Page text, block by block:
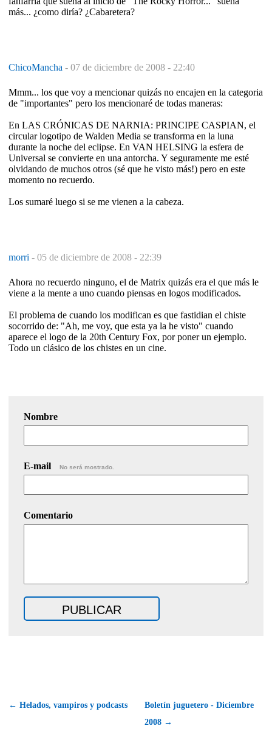
más... ¿como diría? ¿Cabaretera?
ChicoMancha - 07 de diciembre de 2008 - 22:40
Mmm... los que voy a mencionar quizás no encajen en la categoria
de "importantes" pero los mencionaré de todas maneras:
En LAS CRÓNICAS DE NARNIA: PRINCIPE CASPIAN, el
circular logotipo de Walden Media se transforma en la luna
durante la noche del eclipse. En VAN HELSING la esfera de
Universal se convierte en una antorcha. Y seguramente me esté
olvidando de muchos otros (sé que he visto más!) pero en este
momento no recuerdo.
Los sumaré luego si se me vienen a la cabeza.
morri - 05 de diciembre de 2008 - 22:39
Ahora no recuerdo ninguno, el de Matrix quizás era el que más le
viene a la mente a uno cuando piensas en logos modificados.
El problema de cuando los modifican es que fastidian el chiste
socorrido de: "Ah, me voy, que esta ya la he visto" cuando
aparece el logo de la 20th Century Fox, por poner un ejemplo.
Todo un clásico de los chistes en un cine.
Nombre
E-mail No será mostrado.
Comentario
← Helados, vampiros y podcasts
Boletín juguetero - Diciembre
2008 →